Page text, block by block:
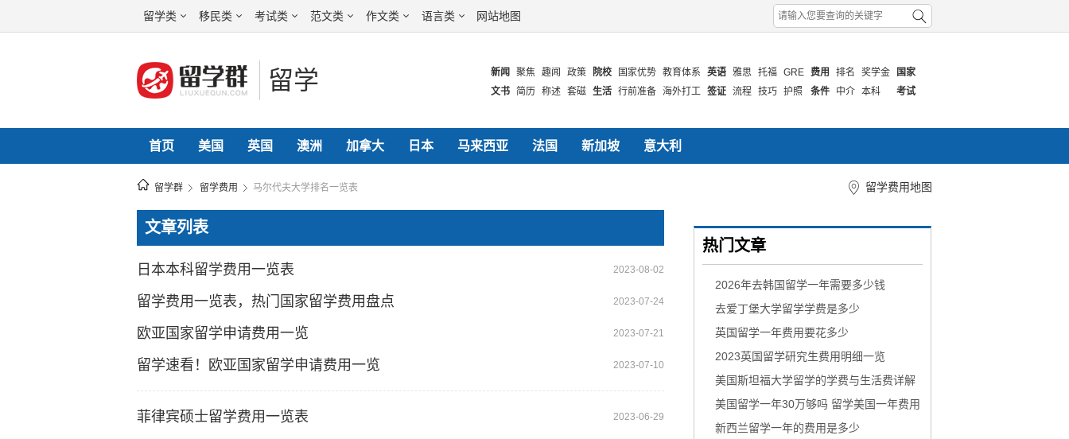
留学类 移民类 考试类 范文类 作文类 语言类 网站地图
新闻
文书
聚焦
简历
趣闻
称述
政策
套磁
院校
生活
国家优势
行前准备
教育体系
海外打工
英语
签证
雅思
流程
托福
技巧
GRE
护照
费用
条件
排名
中介
奖学金
本科
国家
考试
高考 中考 公考
留学
首页 美国 英国 澳洲 加拿大 日本 马来西亚 法国 新加坡 意大利
留学群 留学费用 马尔代夫大学排名一览表 留学费用地图
文章列表
日本本科留学费用一览表 2023-08-02
留学费用一览表，热门国家留学费用盘点 2023-07-24
欧亚国家留学申请费用一览 2023-07-21
留学速看！欧亚国家留学申请费用一览 2023-07-10
菲律宾硕士留学费用一览表 2023-06-29
热门文章
2026年去韩国留学一年需要多少钱
去爱丁堡大学留学学费是多少
英国留学一年费用要花多少
2023英国留学研究生费用明细一览
美国斯坦福大学留学的学费与生活费详解
美国留学一年30万够吗 留学美国一年费用
多少
新西兰留学一年的费用是多少